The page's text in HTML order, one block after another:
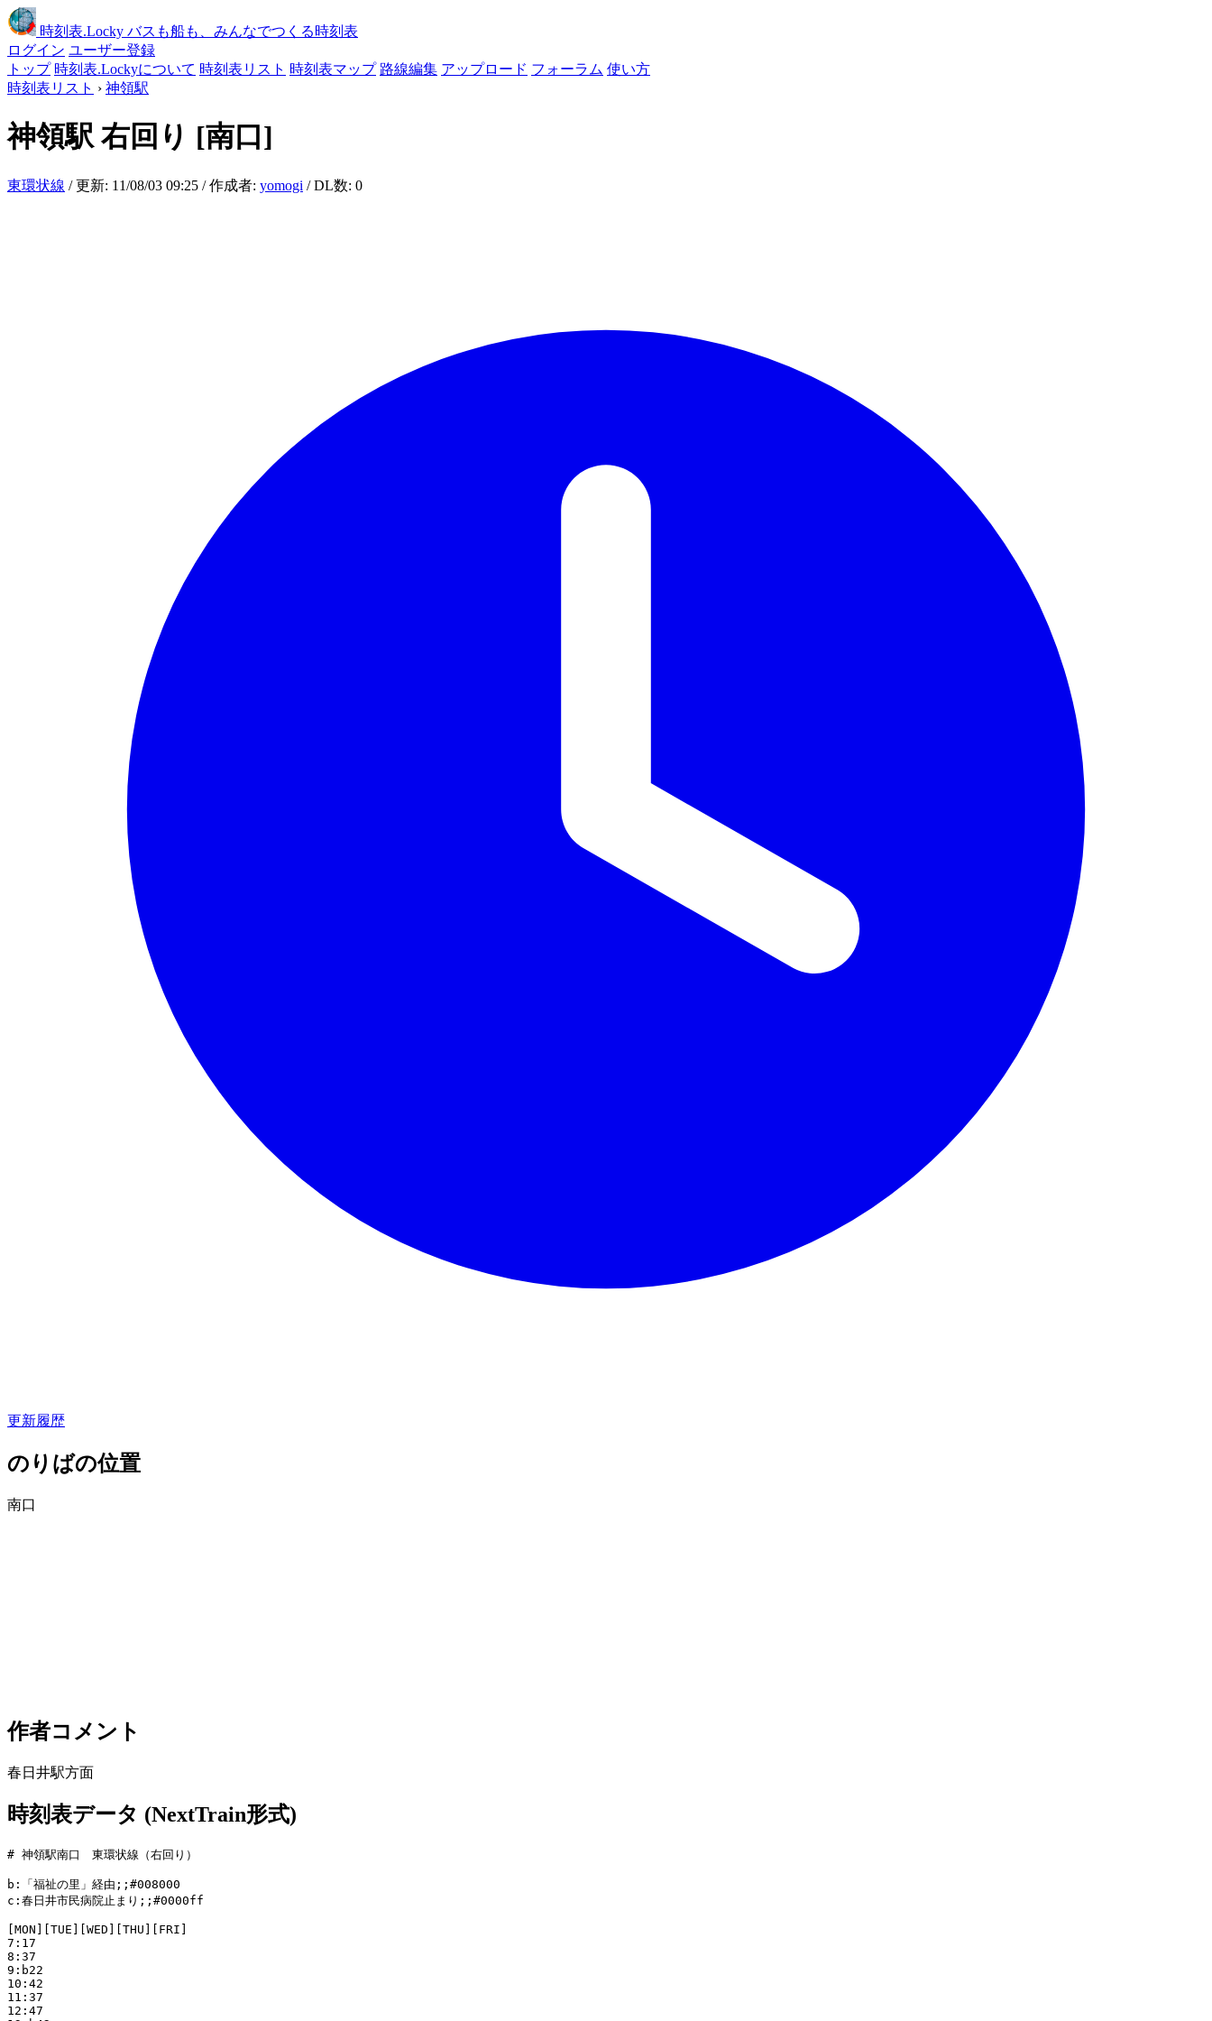
時刻表.Locky バスも船も、みんなでつくる時刻表
ログイン ユーザー登録
トップ 時刻表.Lockyについて 時刻表リスト 時刻表マップ 路線編集 アップロード フォーラム 使い方
時刻表リスト › 神領駅
神領駅 右回り [南口]
東環状線 / 更新: 11/08/03 09:25 / 作成者: yomogi / DL数: 0
更新履歴
のりばの位置
南口
作者コメント
春日井駅方面
時刻表データ (NextTrain形式)
# 神領駅南口　東環状線（右回り）
b:「福祉の里」経由;;#008000
c:春日井市民病院止まり;;#0000ff
[MON][TUE][WED][THU][FRI]
7:17
8:37
9:b22
10:42
11:37
12:47